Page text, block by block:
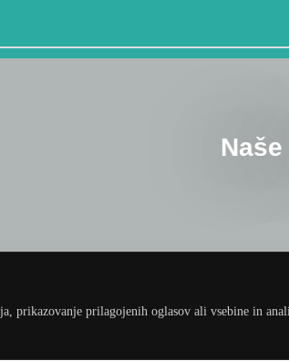
prikazovanje prilagojenih oglasov ali vsebine in